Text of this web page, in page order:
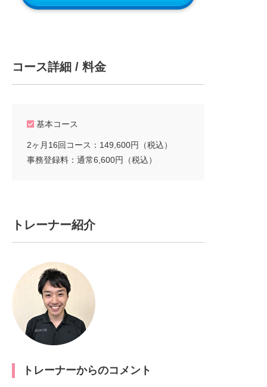
コース詳細 / 料金
基本コース
2ヶ月16回コース：149,600円（税込）
事務登録料：通常6,600円（税込）
トレーナー紹介
トレーナーからのコメント